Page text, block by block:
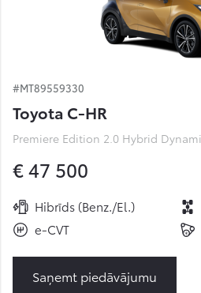
#MT89559330
Toyota C-HR
€ 47 500
Hibrīds (Benz./El.)
e-CVT
Saņemt piedāvājumu